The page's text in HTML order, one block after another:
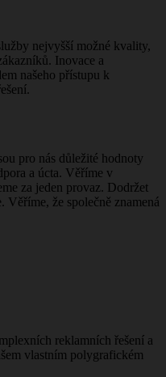
nejvyšší možné kvality,
Inovace a
našeho přístupu k
pro nás důležité hodnoty
a úcta. Věříme v
za jeden provaz. Dodržet
Věříme, že společně znamená
reklamních řešení a
vlastním polygrafickém